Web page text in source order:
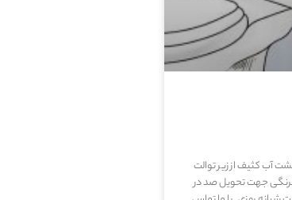
آب کثیف از زیر توالت
جهت تحویل صد در